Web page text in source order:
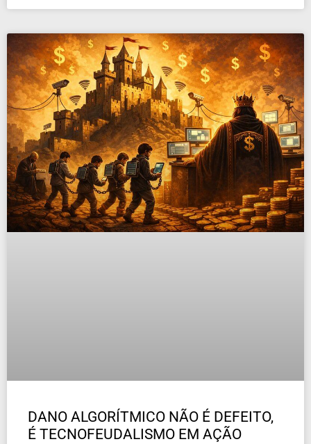
DANO ALGORÍTMICO NÃO É DEFEITO,
É TECNOFEUDALISMO EM AÇÃO